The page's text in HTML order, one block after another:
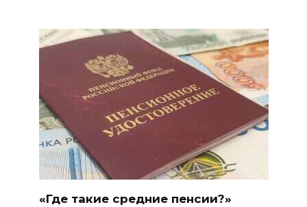
«Где такие средние пенсии?»